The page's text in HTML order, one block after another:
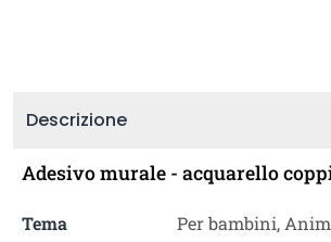
Descrizione
Adesivo murale - acquarello
Tema Per bambini,